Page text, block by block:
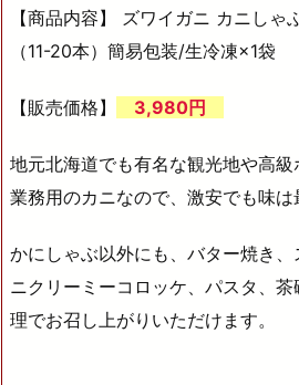
【商品内容】 ズワイガニ カニし
（11-20本）簡易包装/生冷凍×1袋
【販売価格】 3,980円
地元北海道でも有名な観光地や高
業務用のカニなので、激安でも味は
かにしゃぶ以外にも、バター焼き
ニクリーミーコロッケ、パスタ、
理でお召し上がりいただけます。